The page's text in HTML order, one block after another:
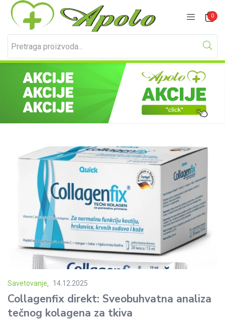
0
Prijavite se Registracija
Unesite svoje korisničko ime i lozinku za prijavu.
Zapamti me Izgubljena lozinka?
Savetovanje
Posted
on
14.12.2025
Collagenfix direkt: Sveobuhvatna analiza
tečnog kolagena za tkiva